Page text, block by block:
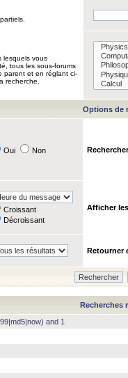
lesquels vous
tous les sous-forums
parent et en réglant ci-
recherche.
Options de
Oui Non
Croissant
Décroissant
Afficher
Retourner
Recherches
and 1